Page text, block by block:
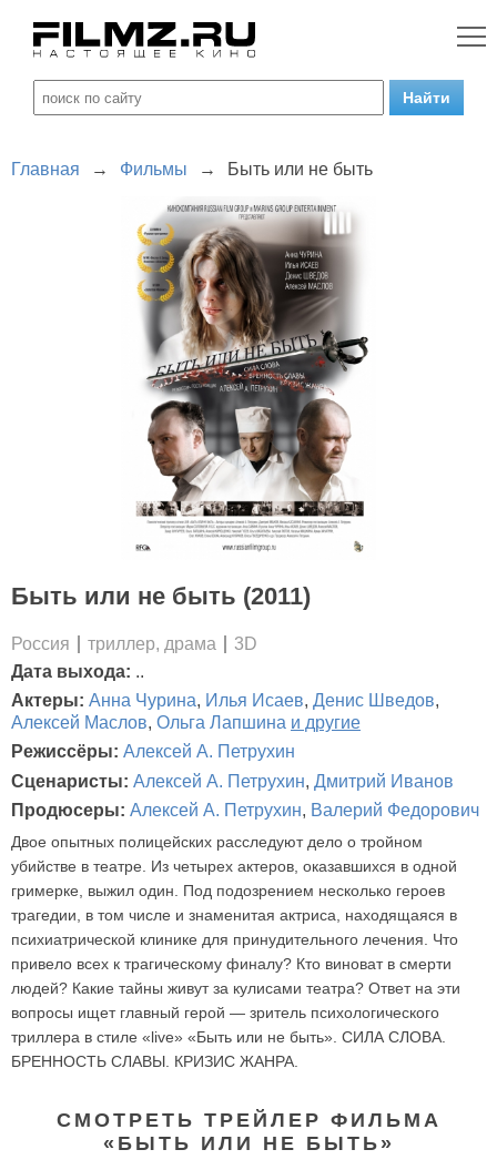
Главная → Фильмы → Быть или не быть
Быть или не быть (2011)
Россия триллер, драма
3D
Дата выхода: ..
Актеры: Анна Чурина, Илья Исаев, Денис Шведов,
Алексей Маслов, Ольга Лапшина и другие
Режиссёры: Алексей А. Петрухин
Сценаристы: Алексей А. Петрухин, Дмитрий Иванов
Продюсеры: Алексей А. Петрухин, Валерий Федорович
Двое опытных полицейских расследуют дело о тройном
убийстве в театре. Из четырех актеров, оказавшихся в одной
гримерке, выжил один. Под подозрением несколько героев
трагедии, в том числе и знаменитая актриса, находящаяся в
психиатрической клинике для принудительного лечения. Что
привело всех к трагическому финалу? Кто виноват в смерти
людей? Какие тайны живут за кулисами театра? Ответ на эти
вопросы ищет главный герой — зритель психологического
триллера в стиле «live» «Быть или не быть». СИЛА СЛОВА.
БРЕННОСТЬ СЛАВЫ. КРИЗИС ЖАНРА.
СМОТРЕТЬ ТРЕЙЛЕР ФИЛЬМА
«БЫТЬ ИЛИ НЕ БЫТЬ»